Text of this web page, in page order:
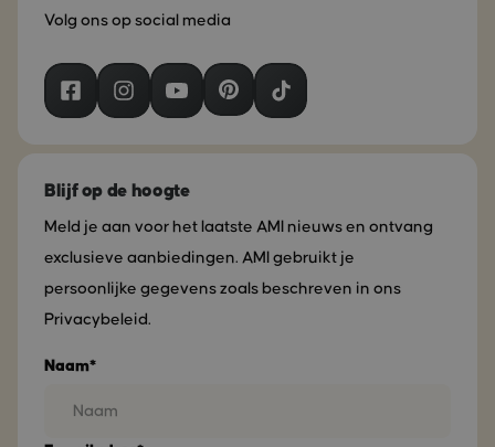
Volg ons op social media
Blijf op de hoogte
Meld je aan voor het laatste AMI nieuws en ontvang
exclusieve aanbiedingen. AMI gebruikt je
persoonlijke gegevens zoals beschreven in ons
Privacybeleid.
Naam*